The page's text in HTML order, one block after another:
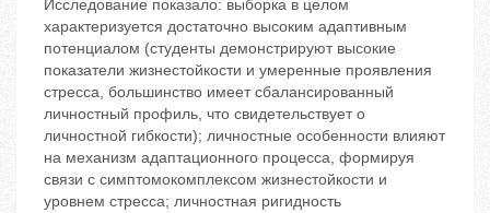
Исследование показало: выборка в целом
характеризуется достаточно высоким адаптивным
потенциалом (студенты демонстрируют высокие
показатели жизнестойкости и умеренные проявления
стресса, большинство имеет сбалансированный
личностный профиль, что свидетельствует о
личностной гибкости); личностные особенности влияют
на механизм адаптационного процесса, формируя
связи с симптомокомплексом жизнестойкости и
уровнем стресса; личностная ригидность